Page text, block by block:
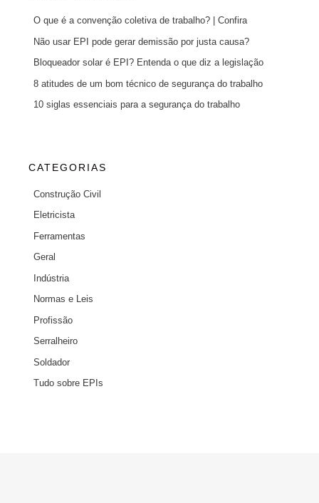
O que é a convenção coletiva de trabalho? | Confira
Não usar EPI pode gerar demissão por justa causa?
Bloqueador solar é EPI? Entenda o que diz a legislação
8 atitudes de um bom técnico de segurança do trabalho
10 siglas essenciais para a segurança do trabalho
CATEGORIAS
Construção Civil
Eletricista
Ferramentas
Geral
Indústria
Normas e Leis
Profissão
Serralheiro
Soldador
Tudo sobre EPIs